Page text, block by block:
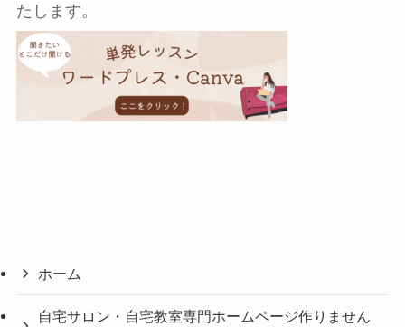
たします。
ホーム
自宅サロン・自宅教室専門ホームページ作りません